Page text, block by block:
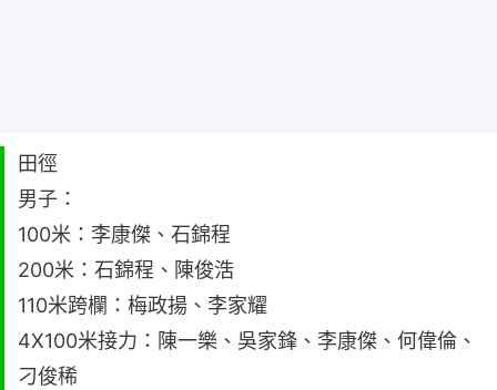
田徑
男子：
100米：李康傑、石錦程
200米：石錦程、陳俊浩
110米跨欄：梅政揚、李家耀
4X100米接力：陳一樂、吳家鋒、李康傑、何偉倫、
刁俊稀